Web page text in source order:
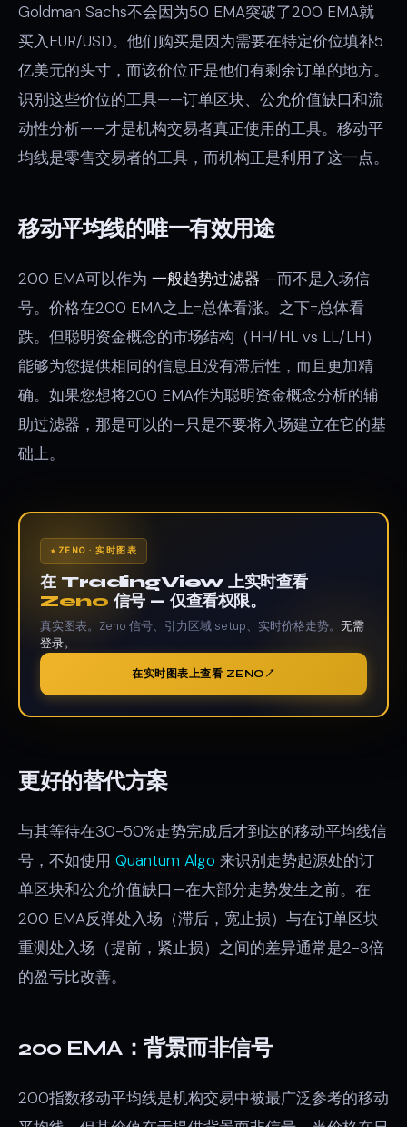
Goldman Sachs不会因为50 EMA突破了200 EMA就
买入EUR/USD。他们购买是因为需要在特定价位填补5
亿美元的头寸，而该价位正是他们有剩余订单的地方。
识别这些价位的工具——订单区块、公允价值缺口和流
动性分析——才是机构交易者真正使用的工具。移动平
均线是零售交易者的工具，而机构正是利用了这一点。
移动平均线的唯一有效用途
200 EMA可以作为 一般趋势过滤器 —而不是入场信
号。价格在200 EMA之上=总体看涨。之下=总体看
跌。但聪明资金概念的市场结构（HH/HL vs LL/LH）
能够为您提供相同的信息且没有滞后性，而且更加精
确。如果您想将200 EMA作为聪明资金概念分析的辅
助过滤器，那是可以的—只是不要将入场建立在它的基
础上。
ZENO · 实时图表
在 TradingView 上实时查看
Zeno 信号 — 仅查看权限。
真实图表。Zeno 信号、引力区域 setup、实时价格走势。 无需
登录。
在实时图表上查看 ZENO
更好的替代方案
与其等待在30-50%走势完成后才到达的移动平均线信
号，不如使用 Quantum Algo 来识别走势起源处的订
单区块和公允价值缺口—在大部分走势发生之前。在
200 EMA反弹处入场（滞后，宽止损）与在订单区块
重测处入场（提前，紧止损）之间的差异通常是2-3倍
的盈亏比改善。
200 EMA：背景而非信号
200指数移动平均线是机构交易中被最广泛参考的移动